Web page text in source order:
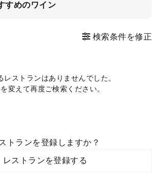
すめのワイン
検索条件を修正
レストランはありませんでした。
変えて再度ご検索ください。
トランを登録しますか？
レストランを登録する